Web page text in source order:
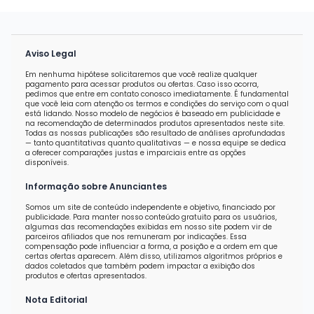
Aviso Legal
Em nenhuma hipótese solicitaremos que você realize qualquer
pagamento para acessar produtos ou ofertas. Caso isso ocorra,
pedimos que entre em contato conosco imediatamente. É fundamental
que você leia com atenção os termos e condições do serviço com o qual
está lidando. Nosso modelo de negócios é baseado em publicidade e
na recomendação de determinados produtos apresentados neste site.
Todas as nossas publicações são resultado de análises aprofundadas
— tanto quantitativas quanto qualitativas — e nossa equipe se dedica
a oferecer comparações justas e imparciais entre as opções
disponíveis.
Informação sobre Anunciantes
Somos um site de conteúdo independente e objetivo, financiado por
publicidade. Para manter nosso conteúdo gratuito para os usuários,
algumas das recomendações exibidas em nosso site podem vir de
parceiros afiliados que nos remuneram por indicações. Essa
compensação pode influenciar a forma, a posição e a ordem em que
certas ofertas aparecem. Além disso, utilizamos algoritmos próprios e
dados coletados que também podem impactar a exibição dos
produtos e ofertas apresentados.
Nota Editorial